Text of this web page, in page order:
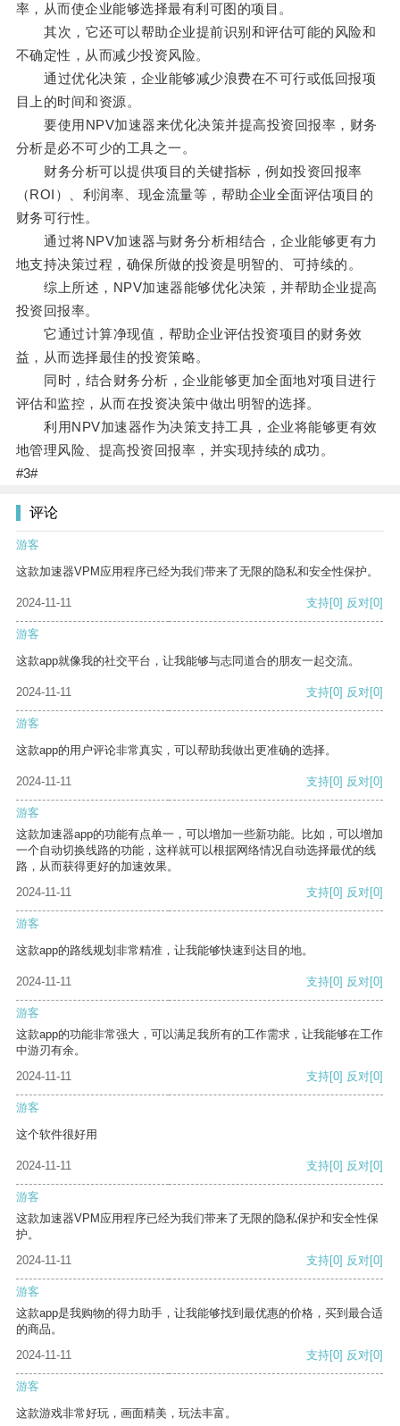
率，从而使企业能够选择最有利可图的项目。
其次，它还可以帮助企业提前识别和评估可能的风险和
不确定性，从而减少投资风险。
通过优化决策，企业能够减少浪费在不可行或低回报项
目上的时间和资源。
要使用NPV加速器来优化决策并提高投资回报率，财务
分析是必不可少的工具之一。
财务分析可以提供项目的关键指标，例如投资回报率
（ROI）、利润率、现金流量等，帮助企业全面评估项目的
财务可行性。
通过将NPV加速器与财务分析相结合，企业能够更有力
地支持决策过程，确保所做的投资是明智的、可持续的。
综上所述，NPV加速器能够优化决策，并帮助企业提高
投资回报率。
它通过计算净现值，帮助企业评估投资项目的财务效
益，从而选择最佳的投资策略。
同时，结合财务分析，企业能够更加全面地对项目进行
评估和监控，从而在投资决策中做出明智的选择。
利用NPV加速器作为决策支持工具，企业将能够更有效
地管理风险、提高投资回报率，并实现持续的成功。
#3#
评论
游客
这款加速器VPM应用程序已经为我们带来了无限的隐私和安全性保护。
2024-11-11 支持[0] 反对[0]
游客
这款app就像我的社交平台，让我能够与志同道合的朋友一起交流。
2024-11-11 支持[0] 反对[0]
游客
这款app的用户评论非常真实，可以帮助我做出更准确的选择。
2024-11-11 支持[0] 反对[0]
游客
这款加速器app的功能有点单一，可以增加一些新功能。比如，可以增加
一个自动切换线路的功能，这样就可以根据网络情况自动选择最优的线
路，从而获得更好的加速效果。
2024-11-11
支持[0] 反对[0]
游客
这款app的路线规划非常精准，让我能够快速到达目的地。
2024-11-11 支持[0] 反对[0]
游客
这款app的功能非常强大，可以满足我所有的工作需求，让我能够在工作
中游刃有余。
2024-11-11
支持[0] 反对[0]
游客
这个软件很好用
2024-11-11 支持[0] 反对[0]
游客
这款加速器VPM应用程序已经为我们带来了无限的隐私保护和安全性保
护。
2024-11-11
支持[0] 反对[0]
游客
这款app是我购物的得力助手，让我能够找到最优惠的价格，买到最合适
的商品。
2024-11-11
支持[0] 反对[0]
游客
这款游戏非常好玩，画面精美，玩法丰富。